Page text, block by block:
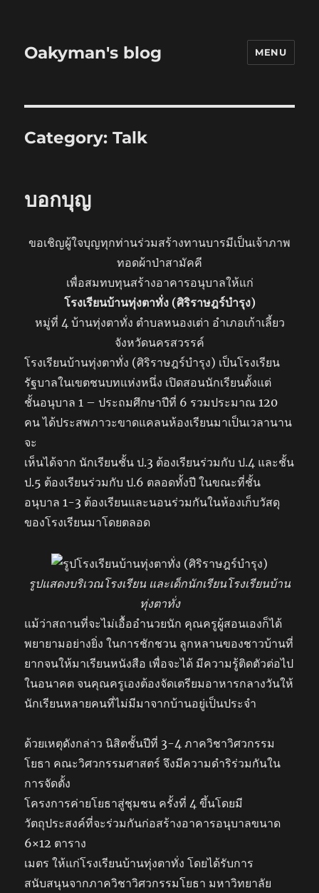
Oakyman's blog MENU
Category:Talk
บอกบุญ
ขอเชิญผู้ใจบุญทุกท่านร่วมสร้างทานบารมีเป็นเจ้าภาพ
ทอดผ้าป่าสามัคคี
เพื่อสมทบทุนสร้างอาคารอนุบาลให้แก่
โรงเรียนบ้านทุ่งตาทั่ง (ศิริราษฎร์บำรุง)
หมู่ที่ 4 บ้านทุ่งตาทั่ง ตำบลหนองเต่า อำเภอเก้าเลี้ยว
จังหวัดนครสวรรค์
โรงเรียนบ้านทุ่งตาทั่ง (ศิริราษฎร์บำรุง) เป็นโรงเรียน
รัฐบาลในเขตชนบทแห่งหนึ่ง เปิดสอนนักเรียนตั้งแต่
ชั้นอนุบาล 1 – ประถมศึกษาปีที่ 6 รวมประมาณ 120
คน ได้ประสพภาวะขาดแคลนห้องเรียนมาเป็นเวลานาน
จะ
เห็นได้จาก นักเรียนชั้น ป.3 ต้องเรียนร่วมกับ ป.4 และชั้น
ป.5 ต้องเรียนร่วมกับ ป.6 ตลอดทั้งปี ในขณะที่ชั้น
อนุบาล 1-3 ต้องเรียนและนอนร่วมกันในห้องเก็บวัสดุ
ของโรงเรียนมาโดยตลอด
รูปแสดงบริเวณโรงเรียน และเด็กนักเรียนโรงเรียนบ้าน
ทุ่งตาทั่ง
แม้ว่าสถานที่จะไม่เอื้ออำนวยนัก คุณครูผู้สอนเองก็ได้
พยายามอย่างยิ่ง ในการชักชวน ลูกหลานของชาวบ้านที่
ยากจนให้มาเรียนหนังสือ เพื่อจะได้ มีความรู้ติดตัวต่อไป
ในอนาคต จนคุณครูเองต้องจัดเตรียมอาหารกลางวันให้
นักเรียนหลายคนที่ไม่มีมาจากบ้านอยู่เป็นประจำ
ด้วยเหตุดังกล่าว นิสิตชั้นปีที่ 3-4 ภาควิชาวิศวกรรม
โยธา คณะวิศวกรรมศาสตร์ จึงมีความดำริร่วมกันใน
การจัดตั้ง
โครงการค่ายโยธาสู่ชุมชน ครั้งที่ 4 ขึ้นโดยมี
วัตถุประสงค์ที่จะร่วมกันก่อสร้างอาคารอนุบาลขนาด
6×12 ตาราง
เมตร ให้แก่โรงเรียนบ้านทุ่งตาทั่ง โดยได้รับการ
สนับสนุนจากภาควิชาวิศวกรรมโยธา มหาวิทยาลัย